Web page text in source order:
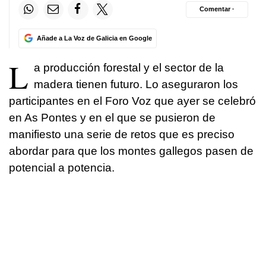
Añade a La Voz de Galicia en Google
Comentar ·
L a producción forestal y el sector de la
madera tienen futuro. Lo aseguraron los
participantes en el Foro Voz que ayer se celebró
en As Pontes y en el que se pusieron de
manifiesto una serie de retos que es preciso
abordar para que los montes gallegos pasen de
potencial a potencia.